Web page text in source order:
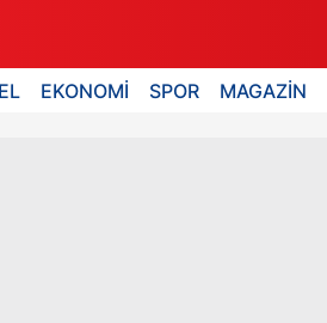
EKONOMİ SPOR MAGAZİN